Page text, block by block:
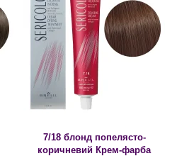
7/18 блонд попелясто-
коричневий Крем-фарба